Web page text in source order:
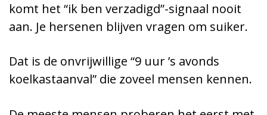
komt het “ik ben verzadigd”-signaal nooit
aan. Je hersenen blijven vragen om suiker.
Dat is de onvrijwillige “9 uur ’s avonds
koelkastaanval” die zoveel mensen kennen.